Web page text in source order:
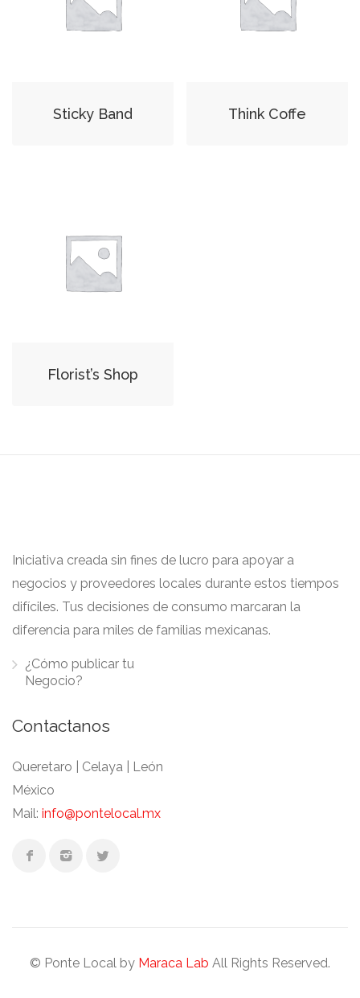
Sticky Band Think Coffe
Florist’s Shop
Iniciativa creada sin fines de lucro para apoyar a
negocios y proveedores locales durante estos tiempos
difíciles. Tus decisiones de consumo marcaran la
diferencia para miles de familias mexicanas.
¿Cómo publicar tu
Negocio?
Contactanos
Queretaro | Celaya | León
México
Mail: info@pontelocal.mx
© Ponte Local by Maraca Lab All Rights Reserved.